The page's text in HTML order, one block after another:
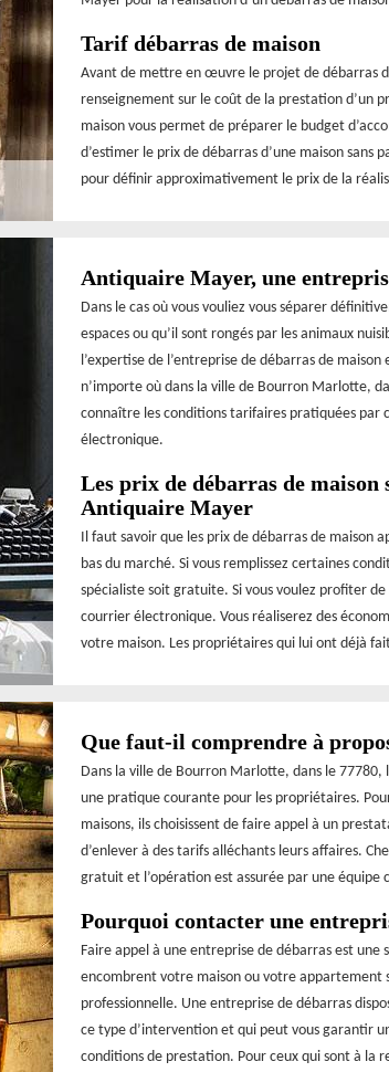
Tarif débarras de maison
Avant de mettre en œuvre le projet de débarras
renseignement sur le coût de la prestation d’un
maison vous permet de préparer le budget
d’estimer le prix de débarras d’une maison sans
pour définir approximativement le prix de la
Antiquaire Mayer, une
Dans le cas où vous vouliez vous séparer
espaces ou qu’il sont rongés par les animaux
l’expertise de l’entreprise de débarras de
n’importe où dans la ville de Bourron Marlotte,
connaître les conditions tarifaires pratiquées
électronique.
Les prix de débarras de maison
Antiquaire Mayer
Il faut savoir que les prix de débarras de maison
bas du marché. Si vous remplissez certaines
spécialiste soit gratuite. Si vous voulez profiter
courrier électronique. Vous réaliserez des
votre maison. Les propriétaires qui lui ont déjà
Que faut-il comprendre à
Dans la ville de Bourron Marlotte, dans le
une pratique courante pour les propriétaires.
maisons, ils choisissent de faire appel à un
d’enlever à des tarifs alléchants leurs affaires.
gratuit et l’opération est assurée par une
Pourquoi contacter une
Faire appel à une entreprise de débarras est une
encombrent votre maison ou votre appartement
professionnelle. Une entreprise de débarras
ce type d’intervention et qui peut vous garantir
conditions de prestation. Pour ceux qui sont à la